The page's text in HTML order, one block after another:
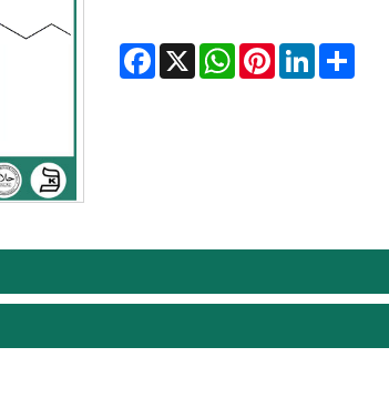
Facebook
X WhatsAppPinterestLinkedInShare